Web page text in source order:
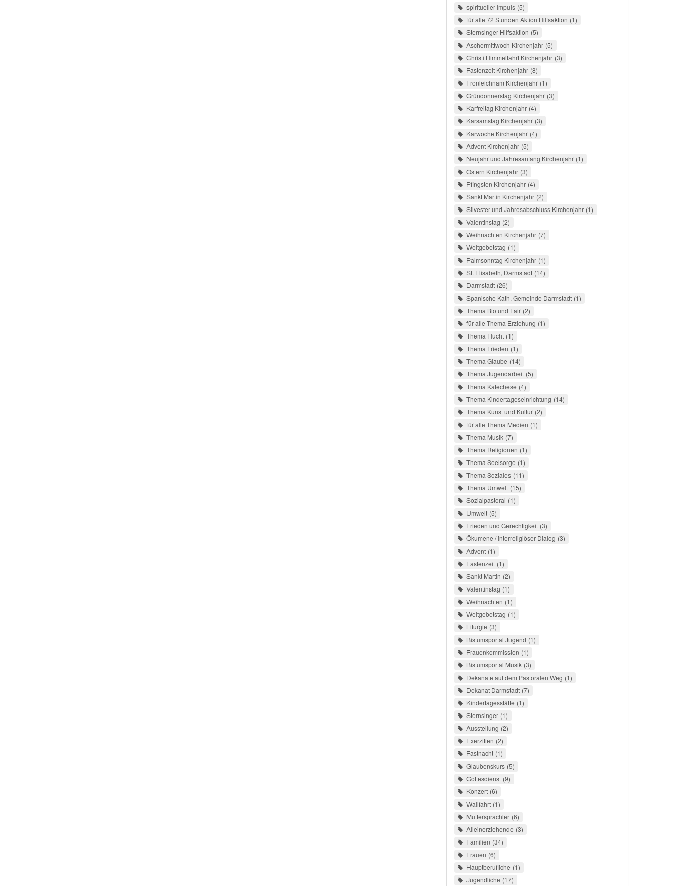
spiritueller Impuls 5
für alle 72 Stunden Aktion Hilfsaktion 1
Sternsinger Hilfsaktion 5
Aschermittwoch Kirchenjahr 5
Christi Himmelfahrt Kirchenjahr 3
Fastenzeit Kirchenjahr 8
Fronleichnam Kirchenjahr 1
Gründonnerstag Kirchenjahr 3
Karfreitag Kirchenjahr 4
Karsamstag Kirchenjahr 3
Karwoche Kirchenjahr 4
Advent Kirchenjahr 5
Neujahr und Jahresanfang Kirchenjahr 1
Ostern Kirchenjahr 3
Pfingsten Kirchenjahr 4
Sankt Martin Kirchenjahr 2
Silvester und Jahresabschluss Kirchenjahr 1
Valentinstag 2
Weihnachten Kirchenjahr 7
Weltgebetstag 1
Palmsonntag Kirchenjahr 1
St. Elisabeth, Darmstadt 14
Darmstadt 26
Spanische Kath. Gemeinde Darmstadt 1
Thema Bio und Fair 2
für alle Thema Erziehung 1
Thema Flucht 1
Thema Frieden 1
Thema Glaube 14
Thema Jugendarbeit 5
Thema Katechese 4
Thema Kindertageseinrichtung 14
Thema Kunst und Kultur 2
für alle Thema Medien 1
Thema Musik 7
Thema Religionen 1
Thema Seelsorge 1
Thema Soziales 11
Thema Umwelt 15
Sozialpastoral 1
Umwelt 5
Frieden und Gerechtigkeit 3
Ökumene / interreligiöser Dialog 3
Advent 1
Fastenzeit 1
Sankt Martin 2
Valentinstag 1
Weihnachten 1
Weltgebetstag 1
Liturgie 3
Bistumsportal Jugend 1
Frauenkommission 1
Bistumsportal Musik 3
Dekanate auf dem Pastoralen Weg 1
Dekanat Darmstadt 7
Kindertagesstätte 1
Sternsinger 1
Ausstellung 2
Exerzitien 2
Fastnacht 1
Glaubenskurs 5
Gottesdienst 9
Konzert 6
Wallfahrt 1
Muttersprachler 6
Alleinerziehende 3
Familien 34
Frauen 6
Hauptberufliche 1
Jugendliche 17